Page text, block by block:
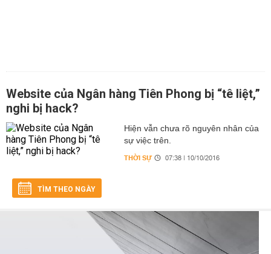
Website của Ngân hàng Tiên Phong bị “tê liệt,”
nghi bị hack?
Hiện vẫn chưa rõ nguyên nhân của
sự việc trên.
THỜI SỰ 07:38 | 10/10/2016
TÌM THEO NGÀY